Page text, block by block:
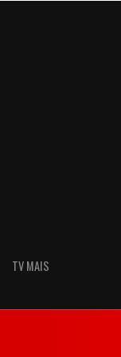
TV MAIS